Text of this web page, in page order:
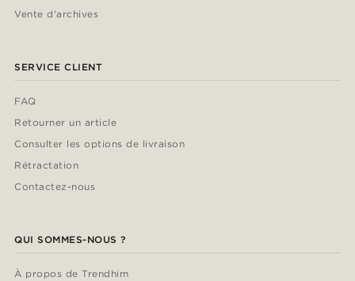
Vente d'archives
SERVICE CLIENT
FAQ
Retourner un article
Consulter les options de livraison
Rétractation
Contactez-nous
QUI SOMMES-NOUS ?
À propos de Trendhim